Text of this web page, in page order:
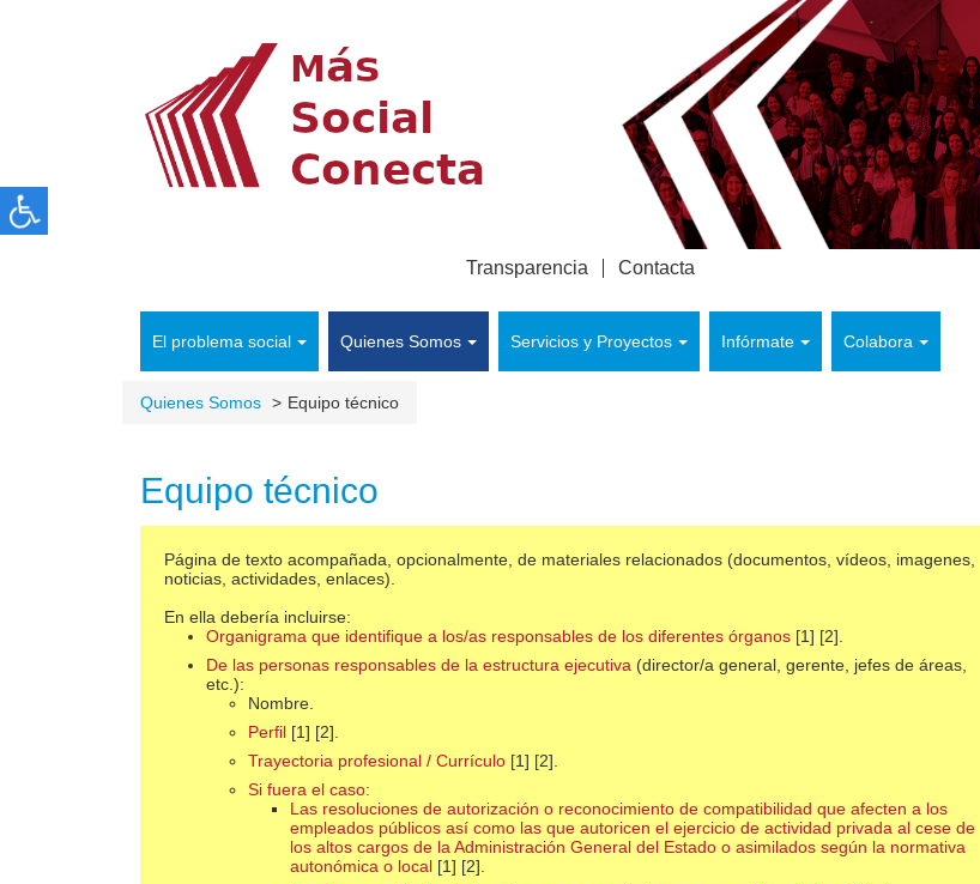
El problema social Quienes Somos Servicios y Proyectos Infórmate Colabora
Transparencia Contacta
Quienes Somos Equipo técnico
Equipo técnico
Página de texto acompañada, opcionalmente, de materiales relacionados (documentos, vídeos, imagenes,
noticias, actividades, enlaces).
En ella debería incluirse:
Organigrama que identifique a los/as responsables de los diferentes órganos [1] [2].
De las personas responsables de la estructura ejecutiva (director/a general, gerente, jefes de áreas,
etc.):
Nombre.
Perfil [1] [2].
Trayectoria profesional / Currículo [1] [2].
Si fuera el caso:
Las resoluciones de autorización o reconocimiento de compatibilidad que afecten a los
empleados públicos así como las que autoricen el ejercicio de actividad privada al cese de
los altos cargos de la Administración General del Estado o asimilados según la normativa
autonómica o local [1] [2].